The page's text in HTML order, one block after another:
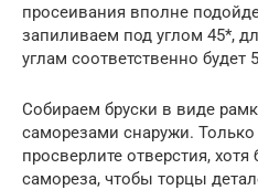
просеивания вполне
запиливаем под углом 45*,
углам соответственно будет
Собираем бруски в виде
саморезами снаружи. Только
просверлите отверстия,
самореза, чтобы торцы